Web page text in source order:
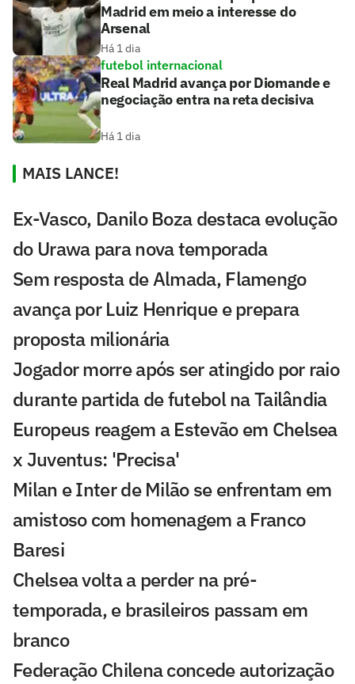
Madrid em meio a interesse do
Arsenal
Há 1 dia
futebol internacional
Real Madrid avança por Diomande e
negociação entra na reta decisiva
Há 1 dia
MAIS LANCE!
Ex-Vasco, Danilo Boza destaca evolução
do Urawa para nova temporada
Sem resposta de Almada, Flamengo
avança por Luiz Henrique e prepara
proposta milionária
Jogador morre após ser atingido por raio
durante partida de futebol na Tailândia
Europeus reagem a Estevão em Chelsea
x Juventus: 'Precisa'
Milan e Inter de Milão se enfrentam em
amistoso com homenagem a Franco
Baresi
Chelsea volta a perder na pré-
temporada, e brasileiros passam em
branco
Federação Chilena concede autorização